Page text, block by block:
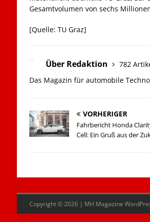
Gesamtvolumen von sechs
[Quelle: TU Graz]
Über Redaktion
782
Das Magazin für automobile
VORHERIGER
Fahrbericht Honda
Cell: Ein Gruß aus der
Copyright © 2026 | MH Magazine